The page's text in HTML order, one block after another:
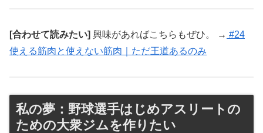
[合わせて読みたい] 興味があればこちらもぜひ。 → #24
使える筋肉と使えない筋肉｜ただ王道あるのみ
私の夢：野球選手はじめアスリートの
ための大衆ジムを作りたい